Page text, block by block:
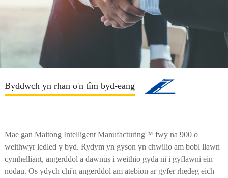
Byddwch yn rhan o'n tîm byd-eang
Mae gan Maitong Intelligent Manufacturing™ fwy na 900 o
weithwyr ledled y byd. Rydym yn gyson yn chwilio am bobl llawn
cymhelliant, angerddol a dawnus i weithio gyda ni i gyflawni ein
nodau. Os ydych chi'n angerddol am atebion ar gyfer rhedeg eich